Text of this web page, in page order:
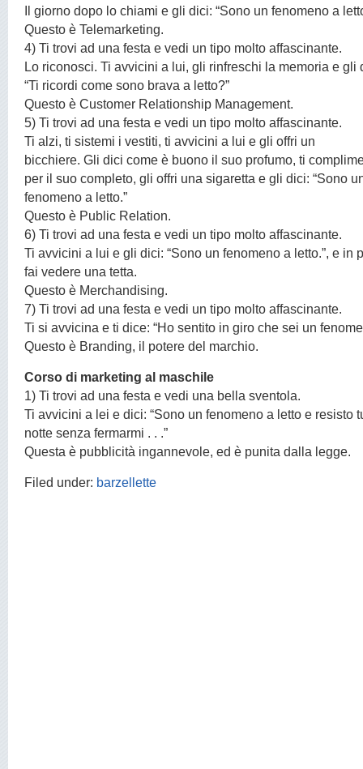
Il giorno dopo lo chiami e gli dici: “Sono un fenomeno a
Questo è Telemarketing.
4) Ti trovi ad una festa e vedi un tipo molto affascinante.
Lo riconosci. Ti avvicini a lui, gli rinfreschi la memoria e gli
“Ti ricordi come sono brava a letto?”
Questo è Customer Relationship Management.
5) Ti trovi ad una festa e vedi un tipo molto affascinante.
Ti alzi, ti sistemi i vestiti, ti avvicini a lui e gli offri un
bicchiere. Gli dici come è buono il suo profumo, ti
per il suo completo, gli offri una sigaretta e gli dici: “Sono
fenomeno a letto.”
Questo è Public Relation.
6) Ti trovi ad una festa e vedi un tipo molto affascinante.
Ti avvicini a lui e gli dici: “Sono un fenomeno a letto.”, e in
fai vedere una tetta.
Questo è Merchandising.
7) Ti trovi ad una festa e vedi un tipo molto affascinante.
Ti si avvicina e ti dice: “Ho sentito in giro che sei un
Questo è Branding, il potere del marchio.
Corso di marketing al maschile
1) Ti trovi ad una festa e vedi una bella sventola.
Ti avvicini a lei e dici: “Sono un fenomeno a letto e resisto
notte senza fermarmi . . .”
Questa è pubblicità ingannevole, ed è punita dalla legge.
Filed under: barzellette